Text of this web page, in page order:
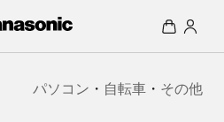
パソコン ・ 自転車 ・ その他